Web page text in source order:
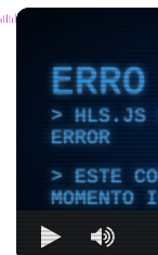
HLS.JS
ERROR
ESTE
MOMENTO